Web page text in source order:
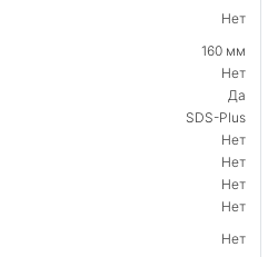
Нет
160 мм
Нет
Да
SDS-Plus
Нет
Нет
Нет
Нет
Нет